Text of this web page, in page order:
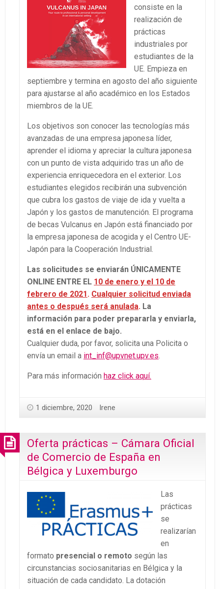
consiste en la
realización de
prácticas
industriales por
estudiantes de la
UE. Empieza en
septiembre y termina en agosto del año siguiente
para ajustarse al año académico en los Estados
miembros de la UE.
Los objetivos son conocer las tecnologías más
avanzadas de una empresa japonesa líder,
aprender el idioma y apreciar la cultura japonesa
con un punto de vista adquirido tras un año de
experiencia enriquecedora en el exterior. Los
estudiantes elegidos recibirán una subvención
que cubra los gastos de viaje de ida y vuelta a
Japón y los gastos de manutención. El programa
de becas Vulcanus en Japón está financiado por
la empresa japonesa de acogida y el Centro UE-
Japón para la Cooperación Industrial.
Las solicitudes se enviarán ÚNICAMENTE
ONLINE ENTRE EL 10 de enero y el 10 de
febrero de 2021. Cualquier solicitud enviada
antes o después será anulada. La
información para poder prepararla y enviarla,
está en el enlace de bajo.
Cualquier duda, por favor, solicita una Policita o
envía un email a int_inf@upvnet.upv.es.
Para más información haz click aquí.
1 diciembre, 2020 Irene
Oferta prácticas – Cámara Oficial
de Comercio de España en
Bélgica y Luxemburgo
Las
prácticas
se
realizarían
en
formato presencial o remoto según las
circunstancias sociosanitarias en Bélgica y la
situación de cada candidato. La dotación